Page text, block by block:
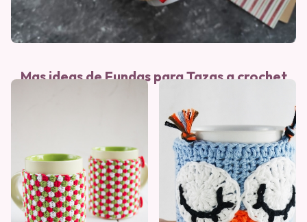
Mas ideas de Fundas para Tazas a crochet